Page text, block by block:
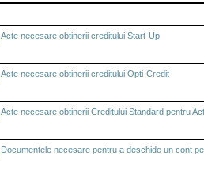
Acte necesare obtinerii creditului Start-Up
Acte necesare obtinerii creditului Opti-Credit
Acte necesare obtinerii Creditului Standard pentru
Documentele necesare pentru a deschide un cont